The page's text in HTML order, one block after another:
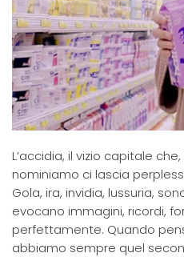
L’accidia, il vizio capitale
nominiamo ci lascia
Gola, ira, invidia, lussuria,
evocano immagini, ricordi,
perfettamente. Quando
abbiamo sempre quel